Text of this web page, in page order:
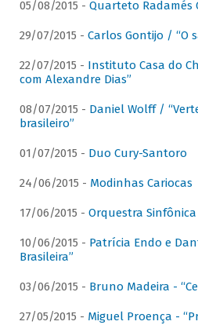
05/08/2015 - Quarteto Radamés
29/07/2015 - Carlos Gontijo / “O
22/07/2015 - Instituto Casa do
com Alexandre Dias”
08/07/2015 - Daniel Wolff /
brasileiro”
01/07/2015 - Duo Cury-Santoro
24/06/2015 - Modinhas Cariocas
17/06/2015 - Orquestra
10/06/2015 - Patrícia Endo e
Brasileira”
03/06/2015 - Bruno Madeira -
27/05/2015 - Miguel Proença -